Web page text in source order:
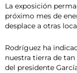
La exposición
próximo mes de
desplace a otras
Rodríguez ha
nuestra tierra de
del presidente